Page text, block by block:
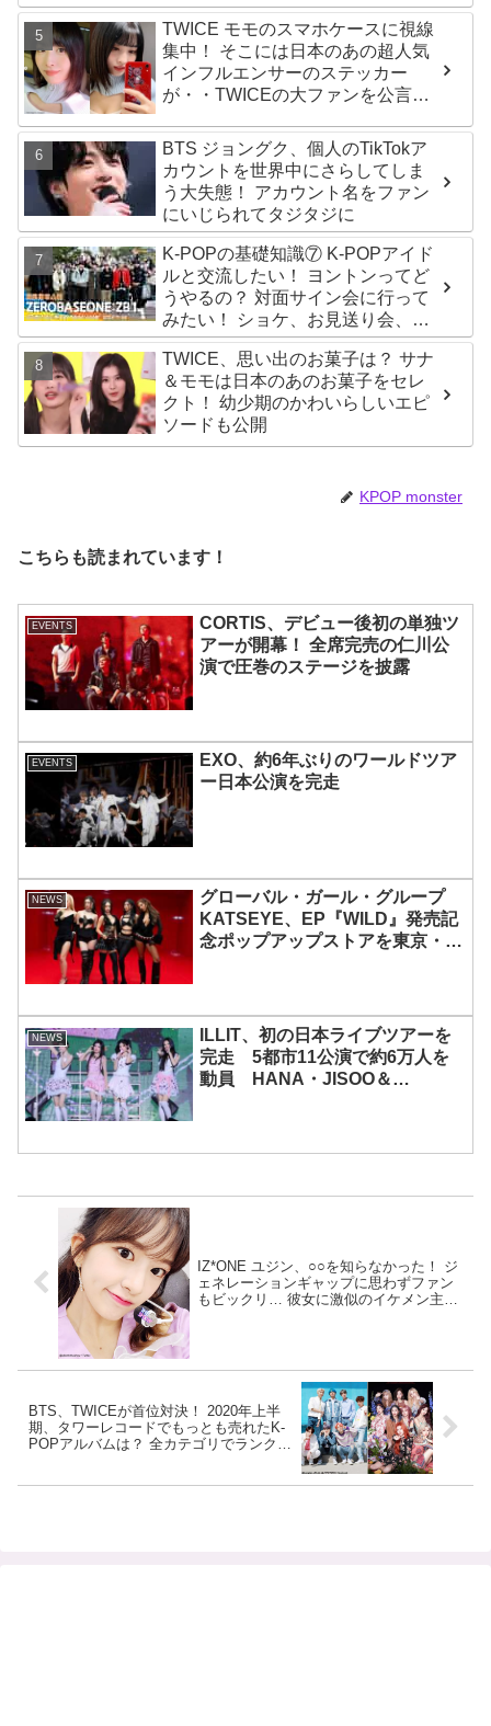
３人のトレーニング風景がかわい
すぎるとファンくぎづけ
TWICE モモのスマホケースに視線
集中！ そこには日本のあの超人気
インフルエンサーのステッカー
が・・TWICEの大ファンを公言す
「成功したファン」だと話題沸騰
BTS ジョングク、個人のTikTokア
カウントを世界中にさらしてしま
う大失態！ アカウント名をファン
にいじられてタジタジに
K-POPの基礎知識⑦ K-POPアイド
ルと交流したい！ ヨントンってど
うやるの？ 対面サイン会に行って
みたい！ ショケ、お見送り会、握
手会・・・リリースイベントあれ
これを紹介
TWICE、思い出のお菓子は？ サナ
＆モモは日本のあのお菓子をセレ
クト！ 幼少期のかわいらしいエピ
ソードも公開
KPOP monster
こちらも読まれています！
EVENTS
CORTIS、デビュー後初の単独ツ
アーが開幕！ 全席完売の仁川公
演で圧巻のステージを披露
EVENTS
EXO、約6年ぶりのワールドツア
ー日本公演を完走
NEWS
グローバル・ガール・グループ
KATSEYE、EP『WILD』発売記
念ポップアップストアを東京・原
NEWS
ILLIT、初の日本ライブツアーを
完走 5都市11公演で約6万人を
動員 HANA・JISOO＆
IZ*ONE ユジン、○○を知らなかった！ ジ
ェネレーションギャップに思わずファン
もビックリ… 彼女に激似のイケメン主人
BTS、TWICEが首位対決！ 2020年上半
期、タワーレコードでもっとも売れたK-
POPアルバムは？ 全カテゴリでランクイ